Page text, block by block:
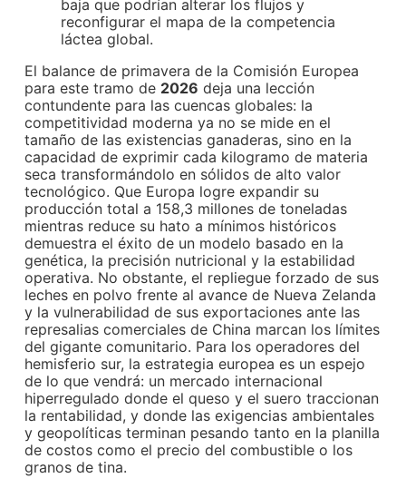
baja que podrían alterar los flujos y
reconfigurar el mapa de la competencia
láctea global.
El balance de primavera de la Comisión Europea
para este tramo de 2026 deja una lección
contundente para las cuencas globales: la
competitividad moderna ya no se mide en el
tamaño de las existencias ganaderas, sino en la
capacidad de exprimir cada kilogramo de materia
seca transformándolo en sólidos de alto valor
tecnológico. Que Europa logre expandir su
producción total a 158,3 millones de toneladas
mientras reduce su hato a mínimos históricos
demuestra el éxito de un modelo basado en la
genética, la precisión nutricional y la estabilidad
operativa. No obstante, el repliegue forzado de sus
leches en polvo frente al avance de Nueva Zelanda
y la vulnerabilidad de sus exportaciones ante las
represalias comerciales de China marcan los límites
del gigante comunitario. Para los operadores del
hemisferio sur, la estrategia europea es un espejo
de lo que vendrá: un mercado internacional
hiperregulado donde el queso y el suero traccionan
la rentabilidad, y donde las exigencias ambientales
y geopolíticas terminan pesando tanto en la planilla
de costos como el precio del combustible o los
granos de tina.